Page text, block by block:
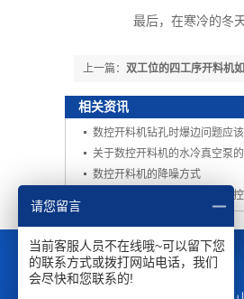
最后，在寒冷的冬天中，
上一篇： 双工位的四工序开料机
相关资讯
数控开料机钻孔时爆边问题应该
关于数控开料机的水冷真空泵
数控开料机的降噪方式
【冠雕】定制家具用四工序数
网站首页
请您留言
当前客服人员不在线哦~可以留下您
的联系方式或拨打网站电话，我们
会尽快和您联系的!